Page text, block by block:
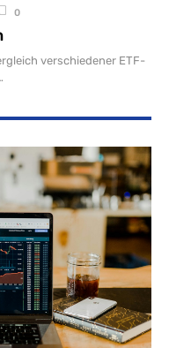
0
verschiedener ETF-